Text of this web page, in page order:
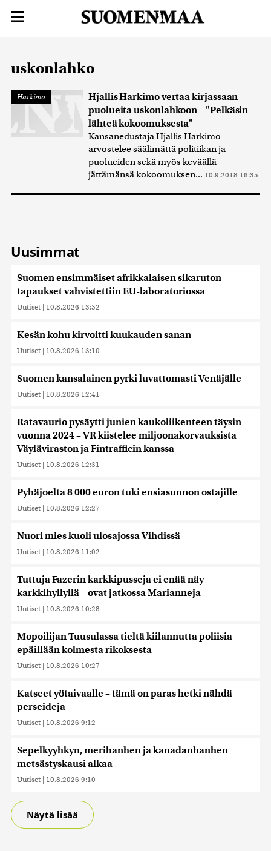
uskonlahko
Harkimo
Hjallis Harkimo vertaa kirjassaan
puolueita uskonlahkoon – "Pelkäsin
lähteä kokoomuksesta"
Kansanedustaja Hjallis Harkimo
arvostelee säälimättä politiikan ja
puolueiden sekä myös keväällä
jättämänsä kokoomuksen... 10.9.2018 16:35
Uusimmat
Suomen ensimmäiset afrikkalaisen sikaruton
tapaukset vahvistettiin EU-laboratoriossa
Uutiset | 10.8.2026 13:52
Kesän kohu kirvoitti kuukauden sanan
Uutiset | 10.8.2026 13:10
Suomen kansalainen pyrki luvattomasti Venäjälle
Uutiset | 10.8.2026 12:41
Ratavaurio pysäytti junien kaukoliikenteen täysin
vuonna 2024 – VR kiistelee miljoonakorvauksista
Väyläviraston ja Fintrafficin kanssa
Uutiset | 10.8.2026 12:31
Pyhäjoelta 8 000 euron tuki ensiasunnon ostajille
Uutiset | 10.8.2026 12:27
Nuori mies kuoli ulosajossa Vihdissä
Uutiset | 10.8.2026 11:02
Tuttuja Fazerin karkkipusseja ei enää näy
karkkihyllyllä – ovat jatkossa Marianneja
Uutiset | 10.8.2026 10:28
Mopoilijan Tuusulassa tieltä kiilannutta poliisia
epäillään kolmesta rikoksesta
Uutiset | 10.8.2026 10:27
Katseet yötaivaalle – tämä on paras hetki nähdä
perseideja
Uutiset | 10.8.2026 9:12
Sepelkyyhkyn, merihanhen ja kanadanhanhen
metsästyskausi alkaa
Uutiset | 10.8.2026 9:10
Näytä lisää